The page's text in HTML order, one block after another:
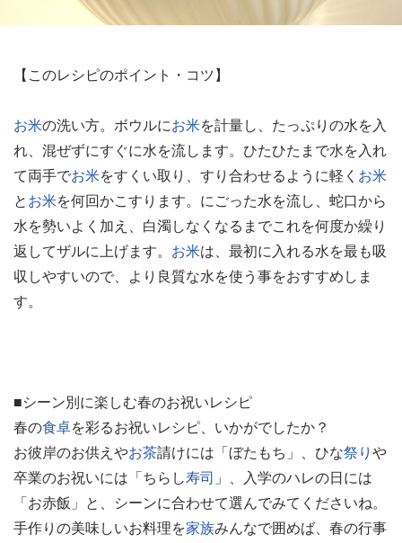
【このレシピのポイント・コツ】
お米の洗い方。ボウルにお米を計量し、たっぷりの水を入
れ、混ぜずにすぐに水を流します。ひたひたまで水を入れ
て両手でお米をすくい取り、すり合わせるように軽く お米
とお米を何回かこすります。にごった水を流し、蛇口から
水を勢いよく加え、白濁しなくなるまでこれを何度か繰り
返してザルに上げます。 お米は、最初に入れる水を最も吸
収しやすいので、より良質な水を使う事をおすすめしま
す。
■シーン別に楽しむ春のお祝いレシピ
春の食卓を彩るお祝いレシピ、いかがでしたか？
お彼岸のお供えやお茶請けには「ぼたもち」、ひな祭りや
卒業のお祝いには「ちらし寿司 」、入学のハレの日には
「お赤飯」と、シーンに合わせて選んでみてくださいね。
手作りの美味しいお料理を家族みんなで囲めば、春の行事